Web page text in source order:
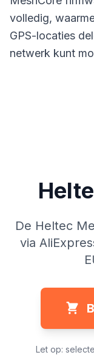
volledig,
GPS-locaties
netwerk kunt
De Heltec
via
Let op: